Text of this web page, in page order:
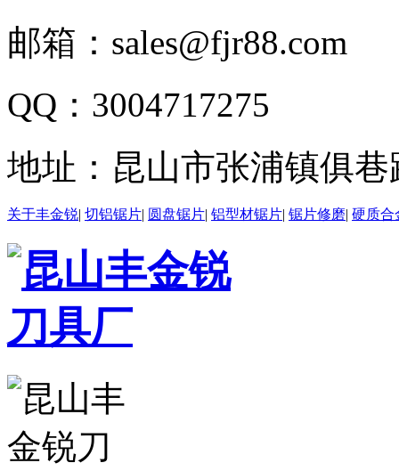
邮箱： sales@fjr88.com
QQ： 3004717275
地址： 昆山市张浦镇俱巷
关于丰金锐| 切铝锯片| 圆盘锯片| 铝型材锯片| 锯片修磨| 硬质合